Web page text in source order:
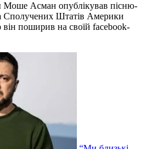
Моше Асман опублікував пісню-
Сполучених Штатів Америки
поширив на своїй facebook-